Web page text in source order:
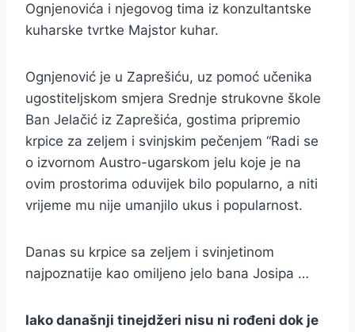
Ognjenovića i njegovog tima iz konzultantske
kuharske tvrtke Majstor kuhar.
Ognjenović je u Zaprešiću, uz pomoć učenika
ugostiteljskom smjera Srednje strukovne škole
Ban Jelačić iz Zaprešića, gostima pripremio
krpice za zeljem i svinjskim pečenjem “Radi se
o izvornom Austro-ugarskom jelu koje je na
ovim prostorima oduvijek bilo popularno, a niti
vrijeme mu nije umanjilo ukus i popularnost.
Danas su krpice sa zeljem i svinjetinom
najpoznatije kao omiljeno jelo bana Josipa …
Iako današnji tinejdžeri nisu ni rođeni dok je